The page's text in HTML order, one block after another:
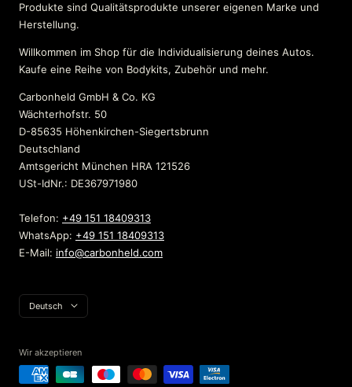
Produkte sind Qualitätsprodukte unserer eigenen Marke und
Herstellung.
Willkommen im Shop für die Individualisierung deines Autos.
Kaufe eine Reihe von Bodykits, Zubehör und mehr.
Carbonheld GmbH & Co. KG
Wächterhofstr. 50
D-85635 Höhenkirchen-Siegertsbrunn
Deutschland
Amtsgericht München HRA 121526
USt-IdNr.: DE367971980
Telefon: +49 151 18409313
WhatsApp: +49 151 18409313
E-Mail: info@carbonheld.com
Sprache
Deutsch
Wir akzeptieren